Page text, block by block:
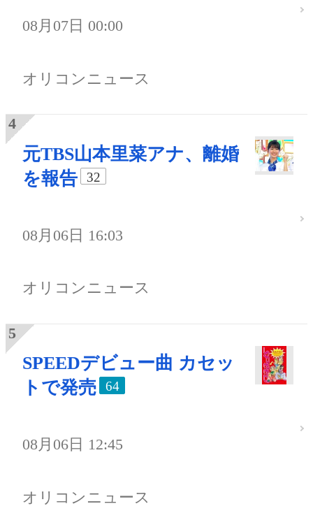
08月07日 00:00
オリコンニュース
元TBS山本里菜アナ、離婚
を報告
32
08月06日 16:03
オリコンニュース
SPEEDデビュー曲 カセッ
トで発売
64
08月06日 12:45
オリコンニュース